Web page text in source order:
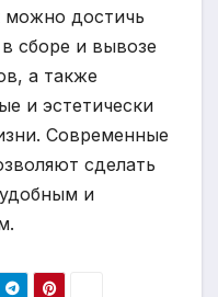
можно достичь
сборе и вывозе
а также
и эстетически
Современные
сделать
и